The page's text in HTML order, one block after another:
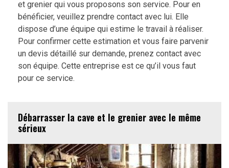
et grenier qui vous proposons son service. Pour en
bénéficier, veuillez prendre contact avec lui. Elle
dispose d’une équipe qui estime le travail à réaliser.
Pour confirmer cette estimation et vous faire parvenir
un devis détaillé sur demande, prenez contact avec
son équipe. Cette entreprise est ce qu’il vous faut
pour ce service.
Débarrasser la cave et le grenier avec le même
sérieux